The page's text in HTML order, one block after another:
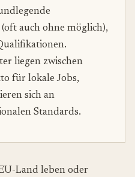
auch ohne möglich),
liegen zwischen
für lokale Jobs,
sich an
Standards.
Land leben oder